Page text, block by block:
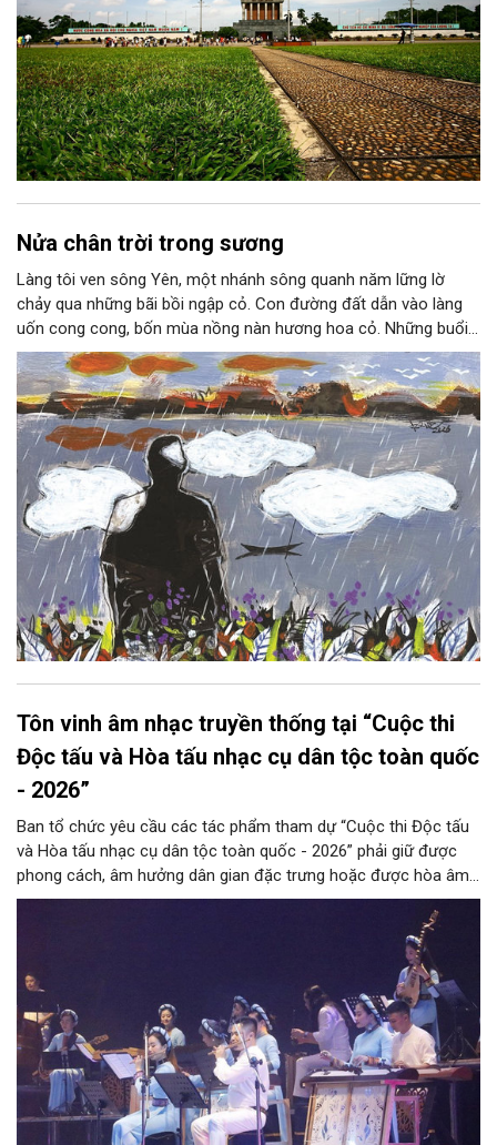
Nửa chân trời trong sương
Làng tôi ven sông Yên, một nhánh sông quanh năm lững lờ
chảy qua những bãi bồi ngập cỏ. Con đường đất dẫn vào làng
uốn cong cong, bốn mùa nồng nàn hương hoa cỏ. Những buổi
hoàng hôn, khi nắng đã dịu xuống phía cuối sông, đám hoa tím
lại thẫm màu như có ai vừa rắc lên một lớp khói.
Tôn vinh âm nhạc truyền thống tại “Cuộc thi
Độc tấu và Hòa tấu nhạc cụ dân tộc toàn quốc
- 2026”
Ban tổ chức yêu cầu các tác phẩm tham dự “Cuộc thi Độc tấu
và Hòa tấu nhạc cụ dân tộc toàn quốc - 2026” phải giữ được
phong cách, âm hưởng dân gian đặc trưng hoặc được hòa âm,
phối khí mới trên nền tảng làn điệu âm nhạc truyền thống Việt
Nam, đồng thời phải được trình diễn trực tiếp bằng nhạc cụ dân